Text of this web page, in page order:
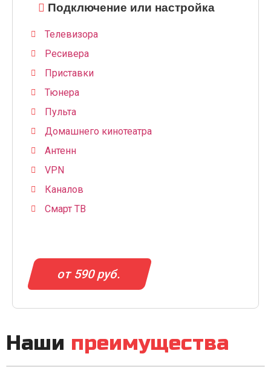
Подключение или настройка
Телевизора
Ресивера
Приставки
Тюнера
Пульта
Домашнего кинотеатра
Антенн
VPN
Каналов
Смарт ТВ
от 590 руб.
Наши преимущества